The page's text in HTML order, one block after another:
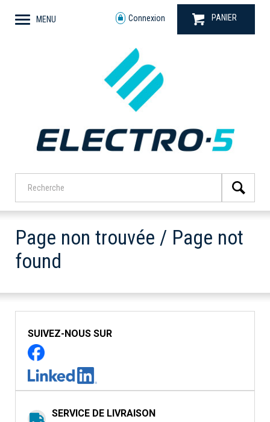
MENU Connexion PANIER
Page non trouvée / Page not
found
SUIVEZ-NOUS SUR
SERVICE DE LIVRAISON